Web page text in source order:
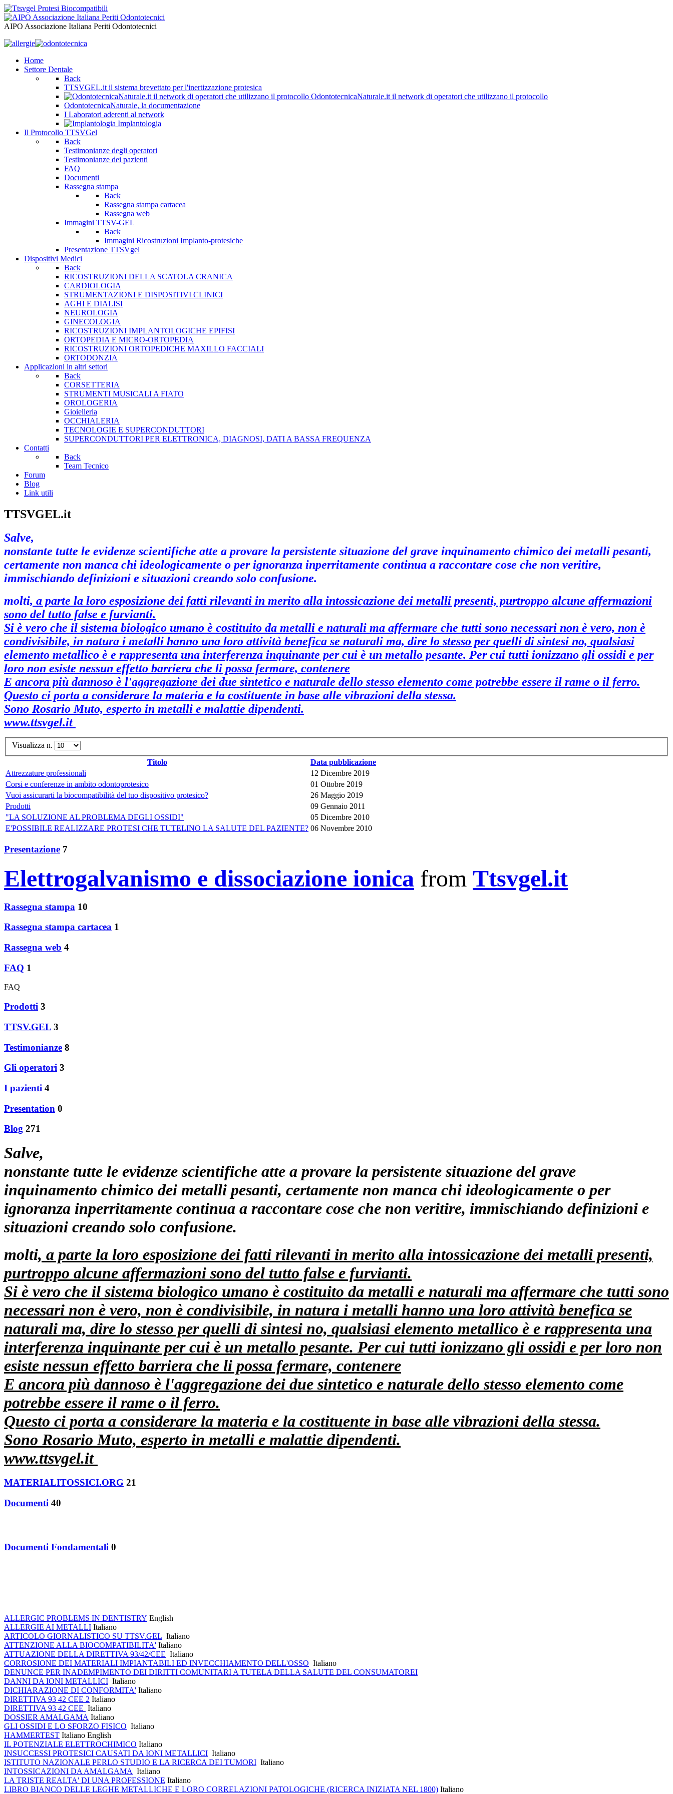
AIPO Associazione Italiana Periti Odontotecnici
Home
Settore Dentale
Back
TTSVGEL.it il sistema brevettato per l'inertizzazione protesica
OdontotecnicaNaturale.it il network di operatori che utilizzano il protocollo
OdontotecnicaNaturale, la documentazione
I Laboratori aderenti al network
Implantologia
Il Protocollo TTSVGel
Back
Testimonianze degli operatori
Testimonianze dei pazienti
FAQ
Documenti
Rassegna stampa
Back
Rassegna stampa cartacea
Rassegna web
Immagini TTSV-GEL
Back
Immagini Ricostruzioni Implanto-protesiche
Presentazione TTSVgel
Dispositivi Medici
Back
RICOSTRUZIONI DELLA SCATOLA CRANICA
CARDIOLOGIA
STRUMENTAZIONI E DISPOSITIVI CLINICI
AGHI E DIALISI
NEUROLOGIA
GINECOLOGIA
RICOSTRUZIONI IMPLANTOLOGICHE EPIFISI
ORTOPEDIA E MICRO-ORTOPEDIA
RICOSTRUZIONI ORTOPEDICHE MAXILLO FACCIALI
ORTODONZIA
Applicazioni in altri settori
Back
CORSETTERIA
STRUMENTI MUSICALI A FIATO
OROLOGERIA
Gioielleria
OCCHIALERIA
TECNOLOGIE E SUPERCONDUTTORI
SUPERCONDUTTORI PER ELETTRONICA, DIAGNOSI, DATI A BASSA FREQUENZA
Contatti
Back
Team Tecnico
Forum
Blog
Link utili
TTSVGEL.it
Salve,
nonstante tutte le evidenze scientifiche atte a provare la persistente situazione del grave inquinamento chimico dei metalli pesanti,
certamente non manca chi ideologicamente o per ignoranza inperritamente continua a raccontare cose che non veritire,
immischiando definizioni e situazioni creando solo confusione.
molti, a parte la loro esposizione dei fatti rilevanti in merito alla intossicazione dei metalli presenti, purtroppo alcune affermazioni
sono del tutto false e furvianti.
Si è vero che il sistema biologico umano è costituito da metalli e naturali ma affermare che tutti sono necessari non è vero, non è
condivisibile, in natura i metalli hanno una loro attività benefica se naturali ma, dire lo stesso per quelli di sintesi no, qualsiasi
elemento metallico è e rappresenta una interferenza inquinante per cui è un metallo pesante. Per cui tutti ionizzano gli ossidi e per
loro non esiste nessun effetto barriera che li possa fermare, contenere
E ancora più dannoso è l'aggregazione dei due sintetico e naturale dello stesso elemento come potrebbe essere il rame o il ferro.
Questo ci porta a considerare la materia e la costituente in base alle vibrazioni della stessa.
Sono Rosario Muto, esperto in metalli e malattie dipendenti.
www.ttsvgel.it
Visualizza n.
Titolo
Data pubblicazione
Attrezzature professionali
12 Dicembre 2019
Corsi e conferenze in ambito odontoprotesico
01 Ottobre 2019
Vuoi assicurarti la biocompatibilità del tuo dispositivo protesico?
26 Maggio 2019
Prodotti
09 Gennaio 2011
"LA SOLUZIONE AL PROBLEMA DEGLI OSSIDI"
05 Dicembre 2010
E'POSSIBILE REALIZZARE PROTESI CHE TUTELINO LA SALUTE DEL PAZIENTE? 06 Novembre 2010
Presentazione 7
Elettrogalvanismo e dissociazione ionica from Ttsvgel.it
Rassegna stampa 10
Rassegna stampa cartacea 1
Rassegna web 4
FAQ 1
FAQ
Prodotti 3
TTSV.GEL 3
Testimonianze 8
Gli operatori 3
I pazienti 4
Presentation 0
Blog 271
Salve,
nonstante tutte le evidenze scientifiche atte a provare la persistente situazione del grave
inquinamento chimico dei metalli pesanti, certamente non manca chi ideologicamente o per
ignoranza inperritamente continua a raccontare cose che non veritire, immischiando definizioni e
situazioni creando solo confusione.
molti, a parte la loro esposizione dei fatti rilevanti in merito alla intossicazione dei metalli presenti,
purtroppo alcune affermazioni sono del tutto false e furvianti.
Si è vero che il sistema biologico umano è costituito da metalli e naturali ma affermare che tutti sono
necessari non è vero, non è condivisibile, in natura i metalli hanno una loro attività benefica se
naturali ma, dire lo stesso per quelli di sintesi no, qualsiasi elemento metallico è e rappresenta una
interferenza inquinante per cui è un metallo pesante. Per cui tutti ionizzano gli ossidi e per loro non
esiste nessun effetto barriera che li possa fermare, contenere
E ancora più dannoso è l'aggregazione dei due sintetico e naturale dello stesso elemento come
potrebbe essere il rame o il ferro.
Questo ci porta a considerare la materia e la costituente in base alle vibrazioni della stessa.
Sono Rosario Muto, esperto in metalli e malattie dipendenti.
www.ttsvgel.it
MATERIALITOSSICI.ORG 21
Documenti 40
Documenti Fondamentali 0
ALLERGIC PROBLEMS IN DENTISTRY English
ALLERGIE AI METALLI Italiano
ARTICOLO GIORNALISTICO SU TTSV.GEL Italiano
ATTENZIONE ALLA BIOCOMPATIBILITA' Italiano
ATTUAZIONE DELLA DIRETTIVA 93/42/CEE Italiano
CORROSIONE DEI MATERIALI IMPIANTABILI ED INVECCHIAMENTO DELL'OSSO Italiano
DENUNCE PER INADEMPIMENTO DEI DIRITTI COMUNITARI A TUTELA DELLA SALUTE DEL CONSUMATOREI
DANNI DA IONI METALLICI Italiano
DICHIARAZIONE DI CONFORMITA' Italiano
DIRETTIVA 93 42 CEE 2 Italiano
DIRETTIVA 93 42 CEE Italiano
DOSSIER AMALGAMA Italiano
GLI OSSIDI E LO SFORZO FISICO Italiano
HAMMERTEST Italiano English
IL POTENZIALE ELETTROCHIMICO Italiano
INSUCCESSI PROTESICI CAUSATI DA IONI METALLICI Italiano
ISTITUTO NAZIONALE PERLO STUDIO E LA RICERCA DEI TUMORI Italiano
INTOSSICAZIONI DA AMALGAMA Italiano
LA TRISTE REALTA' DI UNA PROFESSIONE Italiano
LIBRO BIANCO DELLE LEGHE METALLICHE E LORO CORRELAZIONI PATOLOGICHE (RICERCA INIZIATA NEL 1800) Italiano